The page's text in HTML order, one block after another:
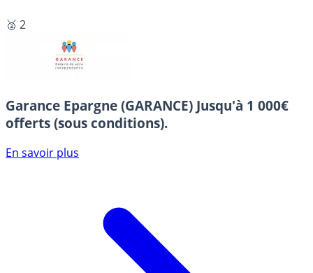
🥈 2
Garance Epargne (GARANCE) Jusqu'à 1 000€
offerts (sous conditions).
En savoir plus